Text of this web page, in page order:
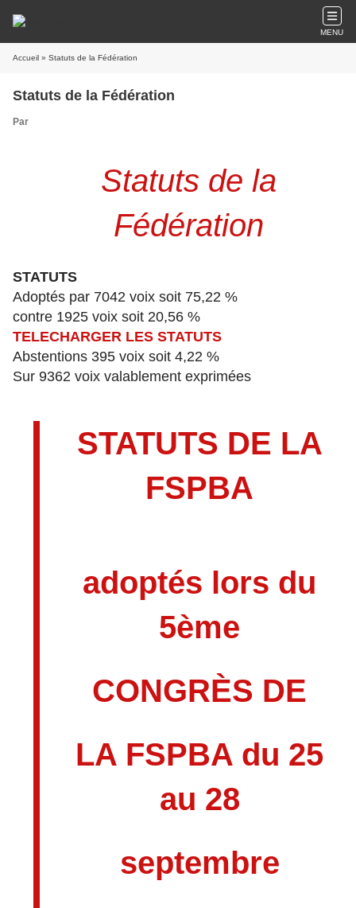
MENU
Accueil » Statuts de la Fédération
Statuts de la Fédération
Par
Statuts de la
Fédération
STATUTS
Adoptés par 7042 voix soit 75,22 %
contre 1925 voix soit 20,56 %
TELECHARGER LES STATUTS
Abstentions 395 voix soit 4,22 %
Sur 9362 voix valablement exprimées
STATUTS DE LA
FSPBA
adoptés lors du
5ème
CONGRÈS DE
LA FSPBA du 25
au 28
septembre